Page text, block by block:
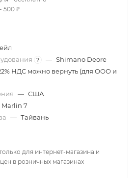
500 ₽
? — Shimano Deore
НДС можно вернуть (для ООО и
— США
Marlin 7
— Тайвань
для интернет-магазина и
в розничных магазинах